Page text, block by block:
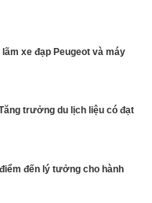
xe đạp Peugeot và máy
trưởng du lịch liệu có đạt
đến lý tưởng cho hành